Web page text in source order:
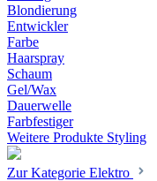
Blondierung
Entwickler
Farbe
Haarspray
Schaum
Gel/Wax
Dauerwelle
Farbfestiger
Weitere Produkte Styling
Zur Kategorie Elektro